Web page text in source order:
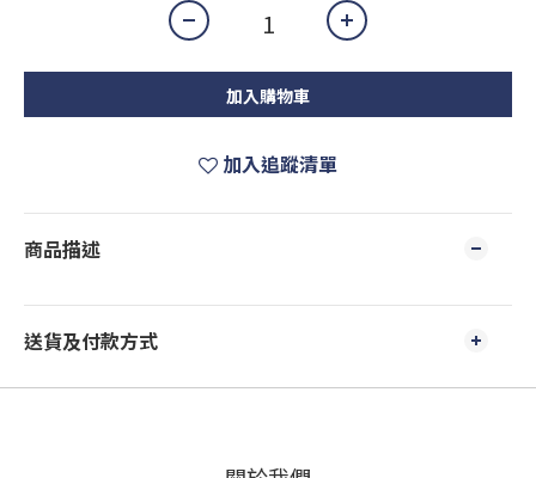
加入購物車
加入追蹤清單
商品描述
送貨及付款方式